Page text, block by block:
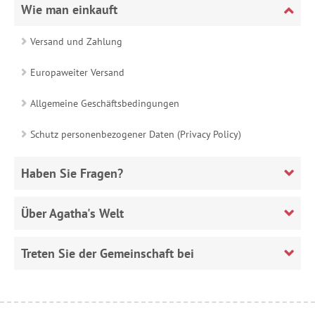
Wie man einkauft
Versand und Zahlung
Europaweiter Versand
Allgemeine Geschäftsbedingungen
Schutz personenbezogener Daten (Privacy Policy)
Haben Sie Fragen?
Über Agatha's Welt
Treten Sie der Gemeinschaft bei